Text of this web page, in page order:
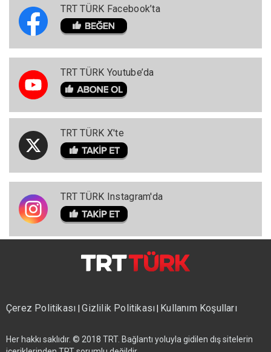
TRT TÜRK Facebook’ta
TRT TÜRK Youtube’da
TRT TÜRK X'te
TRT TÜRK Instagram'da
Çerez Politikası |Gizlilik Politikası Kullanım Koşulları
Her hakkı saklıdır. © 2018 TRT. Bağlantı yoluyla gidilen dış sitelerin